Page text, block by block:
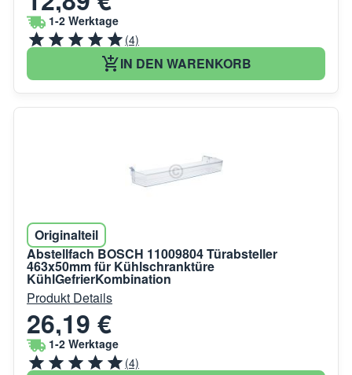
1-2 Werktage
(4)
IN DEN WARENKORB
Originalteil
Abstellfach BOSCH 11009804 Türabsteller
463x50mm für Kühlschranktüre
KühlGefrierKombination
Produkt Details
26,19 €
1-2 Werktage
(4)